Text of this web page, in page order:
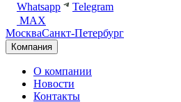
Whatsapp
Telegram
MAX
МоскваСанкт-Петербург
Компания
О компании
Новости
Контакты